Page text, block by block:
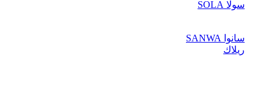
سولا SOLA
سانوا SANWA
ريلاك